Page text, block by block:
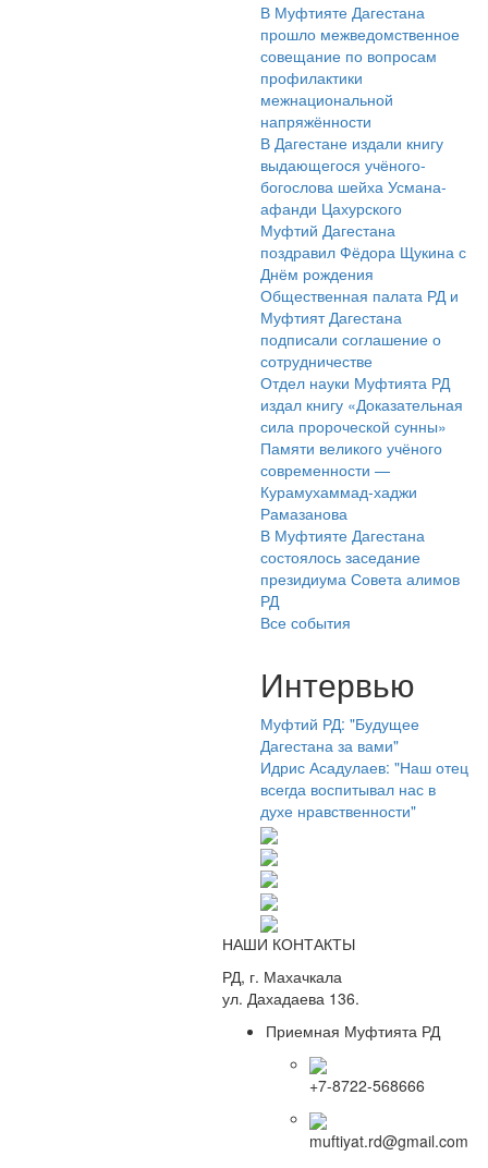
В Муфтияте Дагестана
прошло межведомственное
совещание по вопросам
профилактики
межнациональной
напряжённости
В Дагестане издали книгу
выдающегося учёного-
богослова шейха Усмана-
афанди Цахурского
Муфтий Дагестана
поздравил Фёдора Щукина с
Днём рождения
Общественная палата РД и
Муфтият Дагестана
подписали соглашение о
сотрудничестве
Отдел науки Муфтията РД
издал книгу «Доказательная
сила пророческой сунны»
Памяти великого учёного
современности —
Курамухаммад-хаджи
Рамазанова
В Муфтияте Дагестана
состоялось заседание
президиума Совета алимов
РД
Все события
Интервью
Муфтий РД: "Будущее
Дагестана за вами"
Идрис Асадулаев: "Наш отец
всегда воспитывал нас в
духе нравственности"
НАШИ КОНТАКТЫ
РД, г. Махачкала
ул. Дахадаева 136.
Приемная Муфтията РД
+7-8722-568666
muftiyat.rd@gmail.com